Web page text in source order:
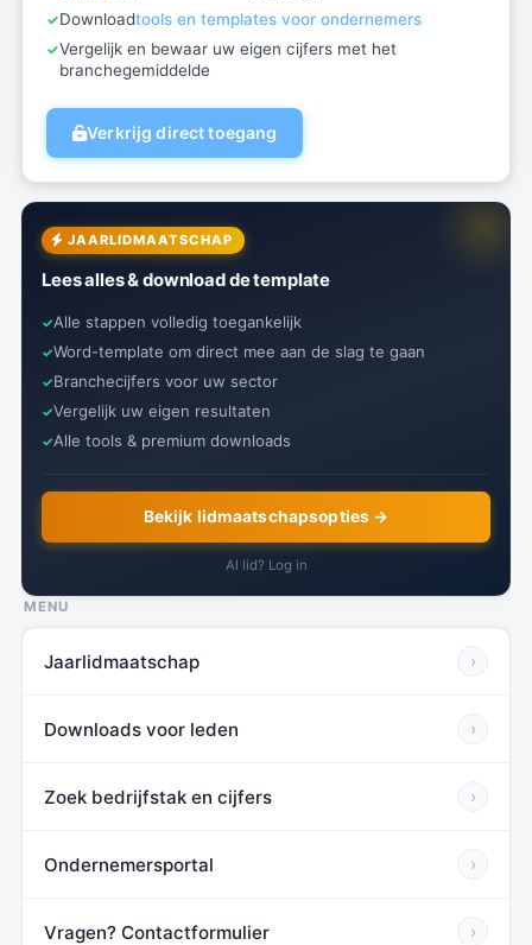
Downloadtools en templates voor ondernemers
Vergelijk en bewaar uw eigen cijfers met het
branchegemiddelde
Verkrijg direct toegang
JAARLIDMAATSCHAP
Lees alles & download de template
Alle stappen volledig toegankelijk
Word-template om direct mee aan de slag te gaan
Branchecijfers voor uw sector
Vergelijk uw eigen resultaten
Alle tools & premium downloads
Bekijk lidmaatschapsopties →
Al lid? Log in
MENU
Jaarlidmaatschap ›
Downloads voor leden ›
Zoek bedrijfstak en cijfers ›
Ondernemersportal ›
Vragen? Contactformulier ›